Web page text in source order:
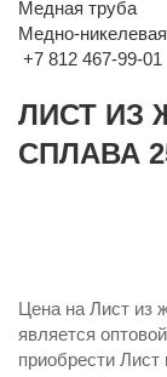
Медная труба
Медно-
+7 812 467-99-01
ЛИСТ ИЗ
СПЛАВА
Цена на Лист из
является
приобрести